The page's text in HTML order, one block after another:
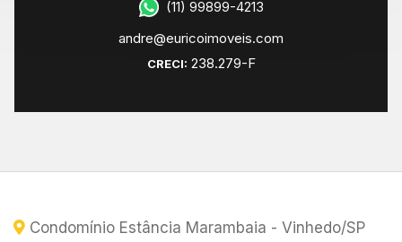
(11) 99899-4213
andre@euricoimoveis.com
CRECI: 238.279-F
Condomínio Estância Marambaia - Vinhedo/SP